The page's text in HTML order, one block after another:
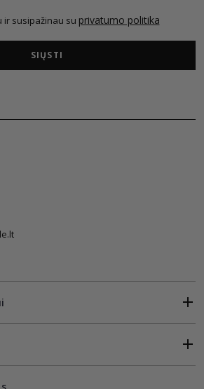
ir susipažinau su privatumo politika
SIŲSTI